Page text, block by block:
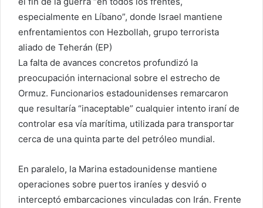
especialmente en Líbano”, donde Israel mantiene
enfrentamientos con Hezbollah, grupo terrorista
aliado de Teherán (EP)
La falta de avances concretos profundizó la
preocupación internacional sobre el estrecho de
Ormuz. Funcionarios estadounidenses remarcaron
que resultaría “inaceptable” cualquier intento iraní de
controlar esa vía marítima, utilizada para transportar
cerca de una quinta parte del petróleo mundial.
En paralelo, la Marina estadounidense mantiene
operaciones sobre puertos iraníes y desvió o
interceptó embarcaciones vinculadas con Irán. Frente